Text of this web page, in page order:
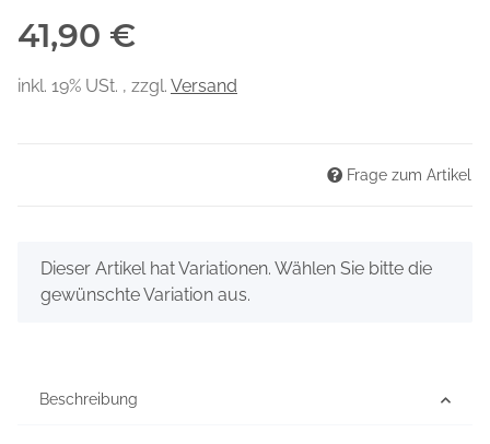
41,90 €
inkl. 19% USt. , zzgl. Versand
Frage zum Artikel
x
Dieser Artikel hat Variationen. Wählen Sie bitte die
gewünschte Variation aus.
Beschreibung